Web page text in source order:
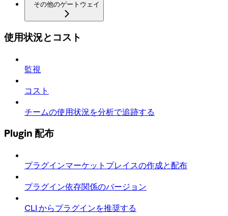
その他のゲートウェイ
使用状況とコスト
監視
コスト
チームの使用状況を分析で追跡する
Plugin 配布
プラグインマーケットプレイスの作成と配布
プラグイン依存関係のバージョン
CLI からプラグインを推奨する